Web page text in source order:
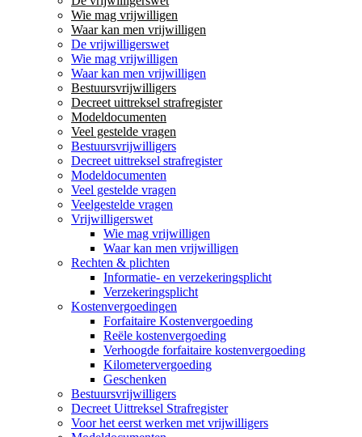
Wie mag vrijwilligen
Waar kan men vrijwilligen
De vrijwilligerswet
Wie mag vrijwilligen
Waar kan men vrijwilligen
Bestuursvrijwilligers
Decreet uittreksel strafregister
Modeldocumenten
Veel gestelde vragen
Bestuursvrijwilligers
Decreet uittreksel strafregister
Modeldocumenten
Veel gestelde vragen
Veelgestelde vragen
Vrijwilligerswet
Wie mag vrijwilligen
Waar kan men vrijwilligen
Rechten & plichten
Informatie- en verzekeringsplicht
Verzekeringsplicht
Kostenvergoedingen
Forfaitaire Kostenvergoeding
Reële kostenvergoeding
Verhoogde forfaitaire kostenvergoeding
Kilometervergoeding
Geschenken
Bestuursvrijwilligers
Decreet Uittreksel Strafregister
Voor het eerst werken met vrijwilligers